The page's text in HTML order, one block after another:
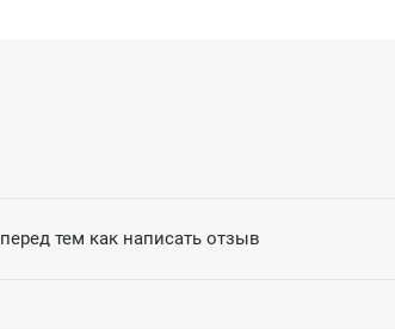
перед тем как написать отзыв